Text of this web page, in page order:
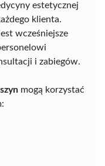
estetycznej
klienta.
wcześniejsze
i zabiegów.
mogą korzystać